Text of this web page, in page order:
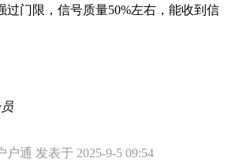
过门限，信号质量50%左右，能收到信
户通 发表于 2025-9-5 09:54